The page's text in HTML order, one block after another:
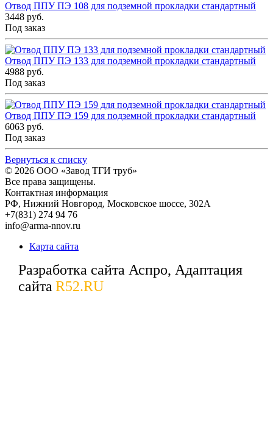
Отвод ППУ ПЭ 108 для подземной прокладки стандартный
3448 руб.
Под заказ
Отвод ППУ ПЭ 133 для подземной прокладки стандартный
4988 руб.
Под заказ
Отвод ППУ ПЭ 159 для подземной прокладки стандартный
6063 руб.
Под заказ
Вернуться к списку
© 2026 ООО «Завод ТГИ труб»
Все права защищены.
Контактная информация
РФ, Нижний Новгород, Московское шоссе, 302А
+7(831) 274 94 76
info@arma-nnov.ru
Карта сайта
Разработка сайта Аспро, Адаптация
сайта R52.RU